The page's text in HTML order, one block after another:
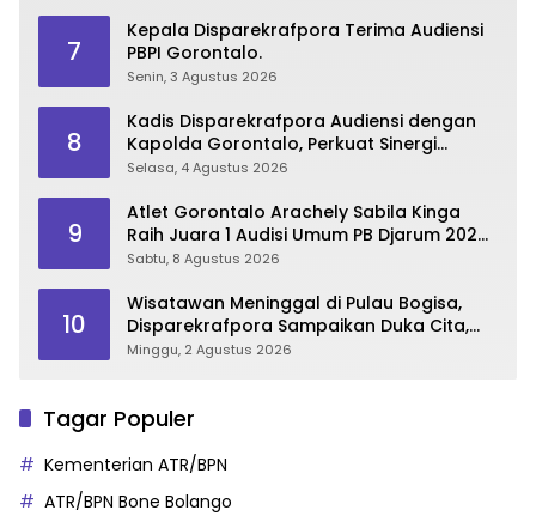
7
Kepala Disparekrafpora Terima Audiensi
PBPI Gorontalo.
Senin, 3 Agustus 2026
8
Kadis Disparekrafpora Audiensi dengan
Kapolda Gorontalo, Perkuat Sinergi
Sukseskan Gorontalo Karnaval Karawo
Selasa, 4 Agustus 2026
9
Atlet Gorontalo Arachely Sabila Kinga
Raih Juara 1 Audisi Umum PB Djarum 2026
di Makassar
Sabtu, 8 Agustus 2026
10
Wisatawan Meninggal di Pulau Bogisa,
Disparekrafpora Sampaikan Duka Cita,
Imbau Utamakan Keselamatan
Minggu, 2 Agustus 2026
Tagar Populer
Kementerian ATR/BPN
ATR/BPN Bone Bolango